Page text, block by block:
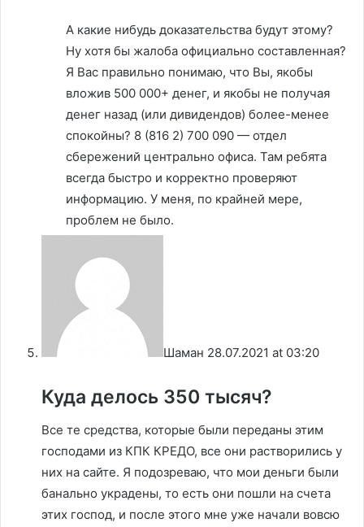
А какие нибудь доказательства будут этому?
Ну хотя бы жалоба официально составленная?
Я Вас правильно понимаю, что Вы, якобы
вложив 500 000+ денег, и якобы не получая
денег назад (или дивидендов) более-менее
спокойны? 8 (816 2) 700 090 — отдел
сбережений центрально офиса. Там ребята
всегда быстро и корректно проверяют
информацию. У меня, по крайней мере,
проблем не было.
Шаман 28.07.2021 at 03:20
Куда делось 350 тысяч?
Все те средства, которые были переданы этим
господами из КПК КРЕДО, все они растворились у
них на сайте. Я подозреваю, что мои деньги были
банально украдены, то есть они пошли на счета
этих господ, и после этого мне уже начали вовсю